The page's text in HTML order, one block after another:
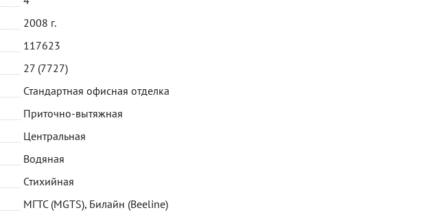
2008 г.
117623
27 (7727)
Стандартная офисная отделка
Приточно-вытяжная
Центральная
Водяная
Стихийная
МГТС (MGTS), Билайн (Beeline)